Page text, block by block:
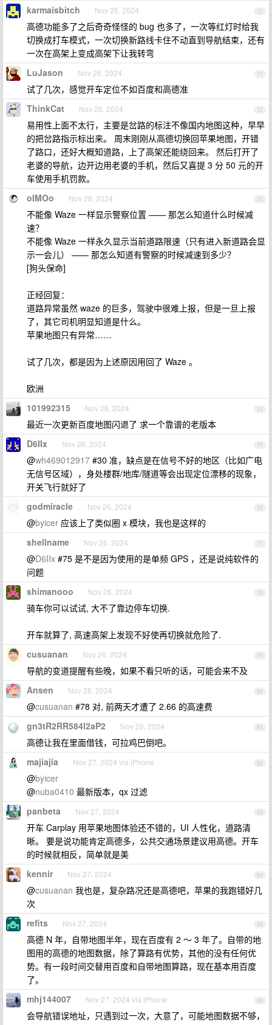
70
karmaisbitch Nov 26, 2024
高德功能多了之后奇奇怪怪的 bug 也多了，一次等红灯时给我
切换成打车模式，一次切换新路线卡住不动直到导航结束，还有
一次在高架上变成高架下让我转弯
71
LuJason Nov 26, 2024
试了几次，感觉开车定位不如百度和高德准
72
ThinkCat Nov 26, 2024
易用性上面不太行，主要是岔路的标注不像国内地图这种，早早
的把岔路指示标出来。 周末刚刚从高德切换回苹果地图，开错
了路口，还好大概知道路，上了高架还能绕回来。 然后打开了
老婆的导航，边开边用老婆的手机，然后又喜提 3 分 50 元的开
车使用手机罚款。
73
oIMOo Nov 26, 2024
不能像 Waze 一样显示警察位置 —— 那怎么知道什么时候减
速？
不能像 Waze 一样永久显示当前道路限速（只有进入新道路会显
示一会儿） —— 那怎么知道有警察的时候减速到多少？
[狗头保命]
正经回复：
道路异常虽然 waze 的巨多，驾驶中很难上报，但是一旦上报
了，其它司机明显知道是什么。
苹果地图只有异常……
试了几次，都是因为上述原因用回了 Waze 。
欧洲
74
101992315 Nov 26, 2024
最近一次更新百度地图闪退了 求一个靠谱的老版本
75
D6IIx Nov 26, 2024
@wh469012917 #30 准，缺点是在信号不好的地区（比如广电
无信号区域），身处楼群/地库/隧道等会出现定位漂移的现象，
开关飞行就好了
76
godmiracle Nov 26, 2024
@byicer 应该上了类似圈 x 模块，我也是这样的
77
shellname Nov 26, 2024
@D6IIx #75 是不是因为使用的是单频 GPS ，还是说纯软件的
问题
78
shimanooo Nov 26, 2024
骑车你可以试试, 大不了靠边停车切换.
开车就算了, 高速高架上发现不好使再切换就危险了.
79
cusuanan Nov 26, 2024
导航的变道提醒有些晚，如果不看只听的话，可能会来不及
80
Ansen Nov 26, 2024
@cusuanan #78 对, 前两天才遭了 2.66 的高速费
81
gn3tR2RR584l2aP2 Nov 26, 2024
高德让我在里面借钱，可拉鸡巴倒吧。
82
majiajia Nov 27, 2024 via iPhone
@byicer
@nuba0410 最新版本，qx 过滤
83
panbeta Nov 27, 2024
开车 Carplay 用苹果地图体验还不错的，UI 人性化，道路清
晰。 要是说功能肯定高德多，公共交通场景建议用高德。开车
的时候就相反，简单就是美
84
kennir Nov 27, 2024
@cusuanan 我也是，复杂路况还是高德吧，苹果的我跑错好几
次
85
refits Nov 27, 2024
高德 N 年，自带地图半年，现在百度有 2 ～ 3 年了。自带的地
图用的高德的地图数据，除了算路有优势，其他的没有任何优
势。有一段时间交替用百度和自带地图算路，现在基本用百度
了。
86
mhj144007 Nov 27, 2024 via iPhone
会导航错误地址，只遇到过一次，大意了，可能地图数据不够，